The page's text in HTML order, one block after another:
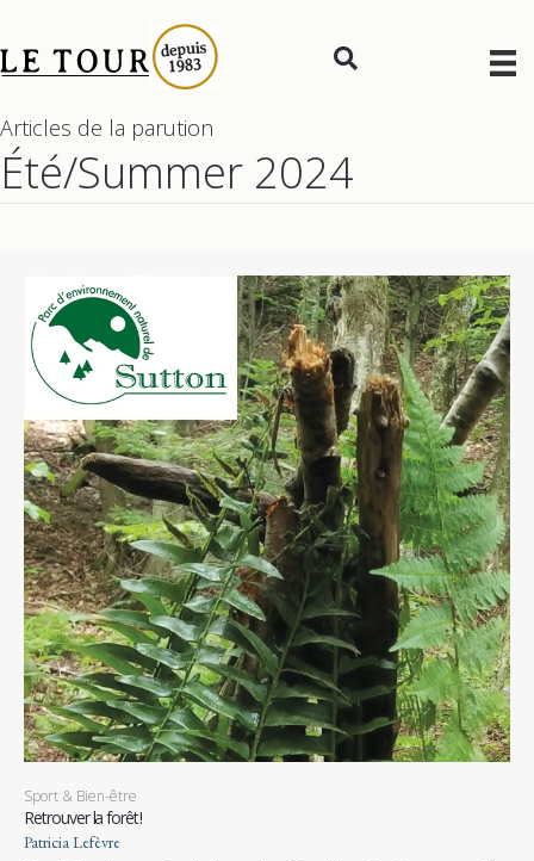
Articles de la parution
Été/Summer 2024
Sport & Bien-être
Retrouver la forêt !
Patricia Lefèvre